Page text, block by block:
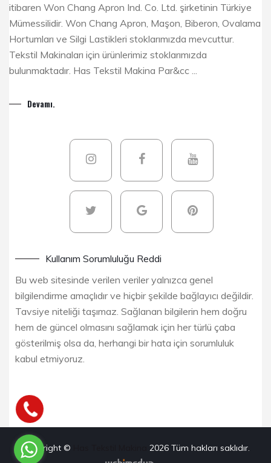
itibaren Won Chang Apron Ind. Co. Ltd. şirketinin Türkiye
Mümessilidir. Won Chang Apron, Maşon, Biberon, Ovalama
Hortumları ve Silgi Lastikleri stoklarımızda mevcuttur.
Tekstil Makinaları için ürünlerimiz stoklarımızda
bulunmaktadır. Has Tekstil Makina Par&cc ...
Devamı.
Kullanım Sorumluluğu Reddi
Bu web sitesinde verilen veriler yalnızca genel
bilgilendirme amaçlıdır ve hiçbir şekilde bağlayıcı değildir.
Tavsiye niteliği taşımaz. Sağlanan bilgilerin hem doğru
hem de güncel olmasını sağlamak için her türlü çaba
gösterilmiş olsa da, herhangi bir hata için sorumluluk
kabul etmiyoruz.
Copyright © 2026 Tüm hakları saklıdır.